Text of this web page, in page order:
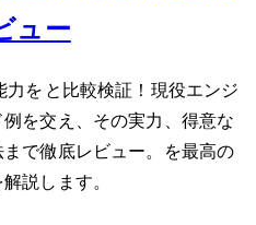
ュー
グ能力をChatGPTと比較検証！現役エンジ
を交え、その実力、得意な
で徹底レビュー。AIを最高の
説します。